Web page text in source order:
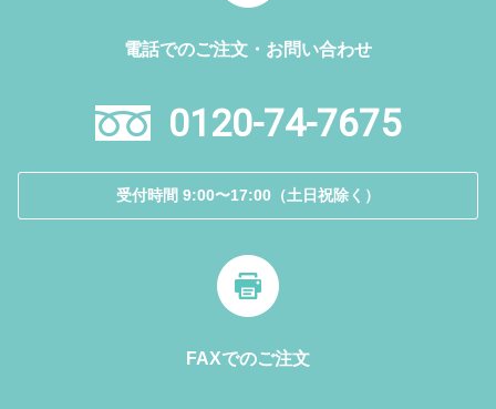
電話でのご注文・お問い合わせ
0120-74-7675
受付時間 9:00〜17:00（土日祝除く）
FAXでのご注文